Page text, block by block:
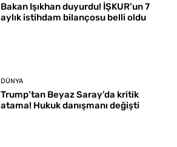
Bakan Işıkhan duyurdu! İŞKUR’un 7
aylık istihdam bilançosu belli oldu
DÜNYA
Trump’tan Beyaz Saray’da kritik
atama! Hukuk danışmanı değişti